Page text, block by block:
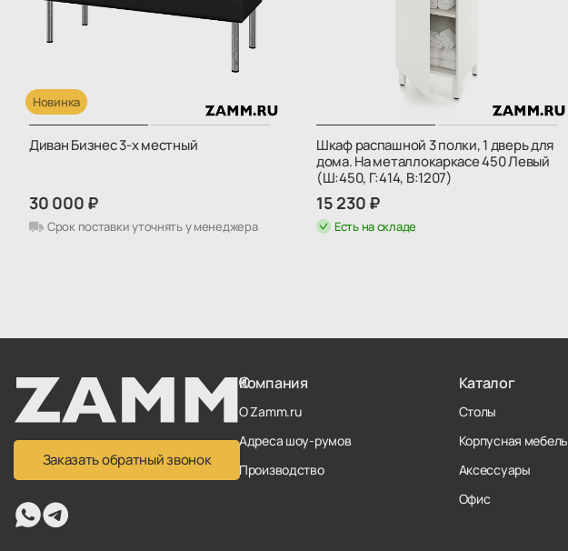
Новинка
Диван Бизнес 3-х местный
30 000 ₽
Срок поставки уточнять у менеджера
Шкаф распашной 3 полки, 1 дверь для
дома. На металлокаркасе 450 Левый
(Ш:450, Г:414, В:1207)
15 230 ₽
Есть на складе
Заказать обратный звонок
Компания
О Zamm.ru
Адреса шоу-румов
Производство
Каталог
Столы
Корпусная мебель
Аксессуары
Офис